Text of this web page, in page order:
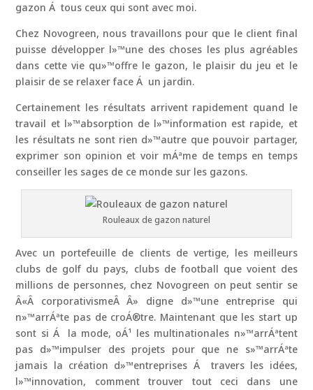
gazon Á tous ceux qui sont avec moi.
Chez Novogreen, nous travaillons pour que le client final
puisse développer l»™une des choses les plus agréables
dans cette vie qu»™offre le gazon, le plaisir du jeu et le
plaisir de se relaxer face Á un jardin.
Certainement les résultats arrivent rapidement quand le
travail et l»™absorption de l»™information est rapide, et
les résultats ne sont rien d»™autre que pouvoir partager,
exprimer son opinion et voir mÁªme de temps en temps
conseiller les sages de ce monde sur les gazons.
Rouleaux de gazon naturel
Avec un portefeuille de clients de vertige, les meilleurs
clubs de golf du pays, clubs de football que voient des
millions de personnes, chez Novogreen on peut sentir se
Â«Â corporativismeÂ Â» digne d»™une entreprise qui
n»™arrÁªte pas de croÁ®tre. Maintenant que les start up
sont si Á la mode, oÁ¹ les multinationales n»™arrÁªtent
pas d»™impulser des projets pour que ne s»™arrÁªte
jamais la création d»™entreprises Á travers les idées,
l»™innovation, comment trouver tout ceci dans une